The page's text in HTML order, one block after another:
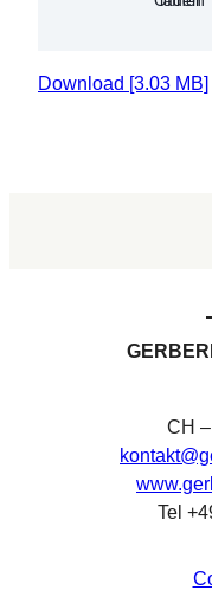
Download [3.03 MB]
CH
Tel